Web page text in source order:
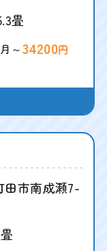
畳
～34200円
田市南成瀬7-